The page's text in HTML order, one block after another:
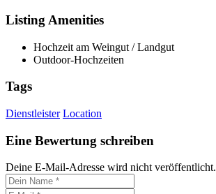
Listing Amenities
Hochzeit am Weingut / Landgut
Outdoor-Hochzeiten
Tags
Dienstleister Location
Eine Bewertung schreiben
Deine E-Mail-Adresse wird nicht veröffentlicht.